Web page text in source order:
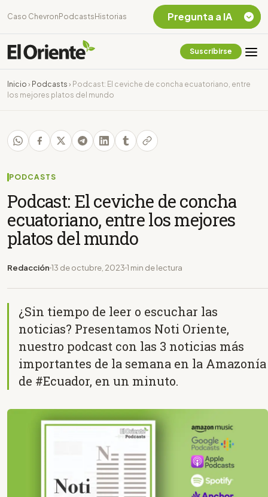
Caso Chevron Podcasts Historias
Suscribirse
Inicio › Podcasts › Podcast: El ceviche de concha ecuatoriano, entre
los mejores platos del mundo
PODCASTS
Podcast: El ceviche de concha
ecuatoriano, entre los mejores
platos del mundo
Redacción 13 de octubre, 2023 1 min de lectura
¿Sin tiempo de leer o escuchar las
noticias? Presentamos Noti Oriente,
nuestro podcast con las 3 noticias más
importantes de la semana en la Amazonía
de #Ecuador, en un minuto.
Pregunta a IA
Chevron Ecuador